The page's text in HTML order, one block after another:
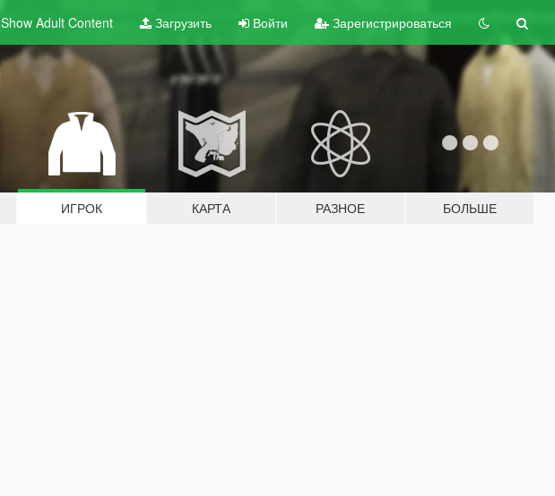
Show Adult Content Загрузить Войти Зарегистрироваться
ИГРОК КАРТА РАЗНОЕ БОЛЬШЕ